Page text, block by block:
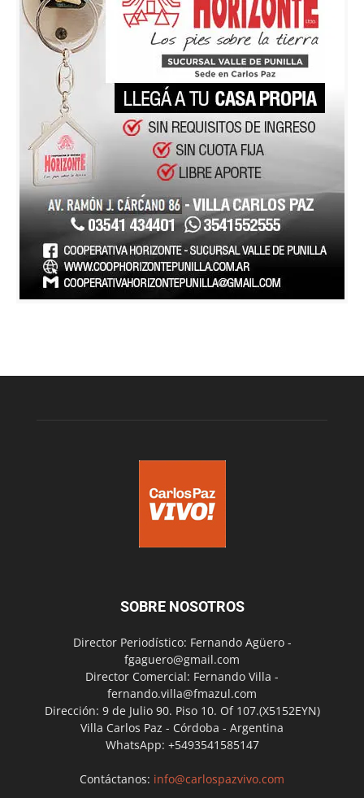
SOBRE NOSOTROS
Director Periodístico: Fernando Agüero -
fgaguero@gmail.com
Director Comercial: Fernando Villa -
fernando.villa@fmazul.com
Dirección: 9 de Julio 90. Piso 10. Of 107.(X5152EYN)
Villa Carlos Paz - Córdoba - Argentina
WhatsApp: +5493541585147
Contáctanos: info@carlospazvivo.com